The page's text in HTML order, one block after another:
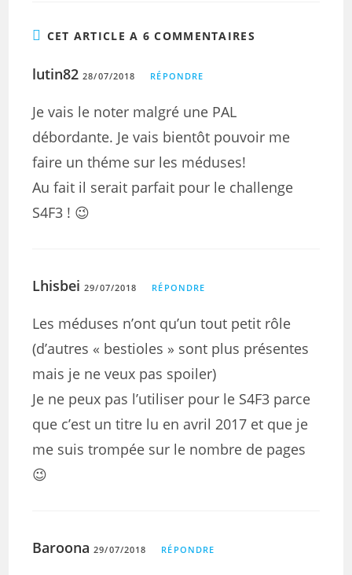
CET ARTICLE A 6 COMMENTAIRES
lutin82 28/07/2018 RÉPONDRE
Je vais le noter malgré une PAL
débordante. Je vais bientôt pouvoir me
faire un théme sur les méduses!
Au fait il serait parfait pour le challenge
S4F3 ! 😉
Lhisbei 29/07/2018 RÉPONDRE
Les méduses n’ont qu’un tout petit rôle
(d’autres « bestioles » sont plus présentes
mais je ne veux pas spoiler)
Je ne peux pas l’utiliser pour le S4F3 parce
que c’est un titre lu en avril 2017 et que je
me suis trompée sur le nombre de pages
😉
Baroona 29/07/2018 RÉPONDRE